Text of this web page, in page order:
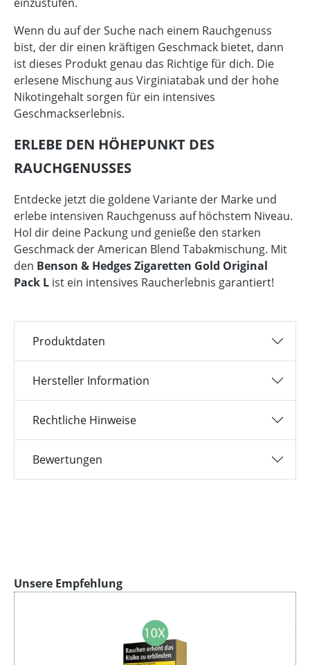
Wenn du auf der Suche nach einem Rauchgenuss
bist, der dir einen kräftigen Geschmack bietet, dann
ist dieses Produkt genau das Richtige für dich. Die
erlesene Mischung aus Virginiatabak und der hohe
Nikotingehalt sorgen für ein intensives
Geschmackserlebnis.
ERLEBE DEN HÖHEPUNKT DES
RAUCHGENUSSES
Entdecke jetzt die goldene Variante der Marke und
erlebe intensiven Rauchgenuss auf höchstem Niveau.
Hol dir deine Packung und genieße den starken
Geschmack der American Blend Tabakmischung. Mit
den Benson & Hedges Zigaretten Gold Original
Pack L ist ein intensives Raucherlebnis garantiert!
Produktdaten
Hersteller Information
Rechtliche Hinweise
Bewertungen
Produktgalerie überspringen
Unsere Empfehlung